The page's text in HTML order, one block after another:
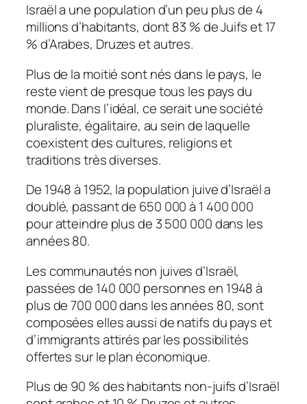
Israël a une population d’un peu plus de 4
millions d’habitants, dont 83 % de Juifs et 17
% d’Arabes, Druzes et autres.
Plus de la moitié sont nés dans le pays, le
reste vient de presque tous les pays du
monde. Dans l’idéal, ce serait une société
pluraliste, égalitaire, au sein de laquelle
coexistent des cultures, religions et
traditions très diverses.
De 1948 à 1952, la population juive d’Israël a
doublé, passant de 650 000 à 1 400 000
pour atteindre plus de 3 500 000 dans les
années 80.
Les communautés non juives d’Israël,
passées de 140 000 personnes en 1948 à
plus de 700 000 dans les années 80, sont
composées elles aussi de natifs du pays et
d’immigrants attirés par les possibilités
offertes sur le plan économique.
Plus de 90 % des habitants non-juifs d’Israël